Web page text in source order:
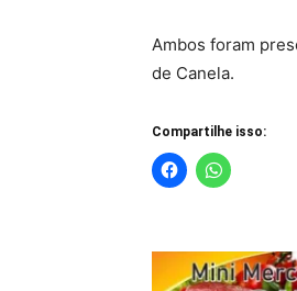
Ambos foram
de Canela.
Compartilhe isso: